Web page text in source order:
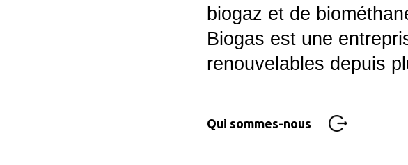
biogaz et de
Biogas est une
renouvelables depuis
Qui sommes-nous